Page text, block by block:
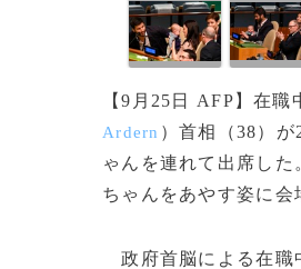
【9月25日 AFP】在
Ardern ）首相（38）
ゃんを連れて出席し
ちゃんをあやす姿に会
政府首脳による在職